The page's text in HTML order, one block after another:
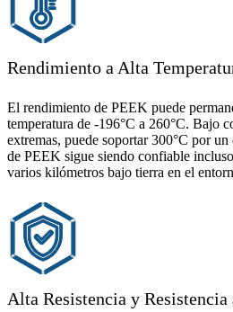
Rendimiento a Alta
El rendimiento de PEEK puede
temperatura de -196°C a 260°C. Bajo
extremas, puede soportar 300°C por
de PEEK sigue siendo confiable
varios kilómetros bajo tierra en el
Alta Resistencia y Resistencia